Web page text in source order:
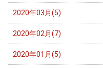
2020年03月(5)
2020年02月(7)
2020年01月(5)